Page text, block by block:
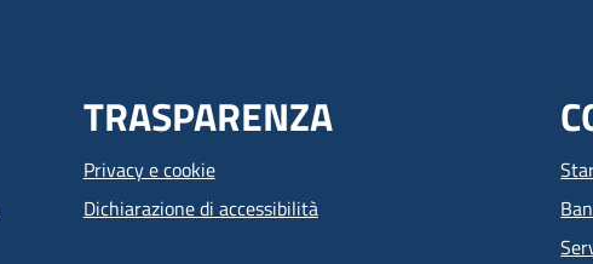
TRASPARENZA
Privacy e cookie
Dichiarazione di accessibilità